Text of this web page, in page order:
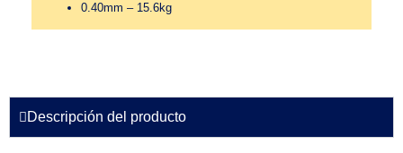
0.40mm – 15.6kg
Descripción del producto